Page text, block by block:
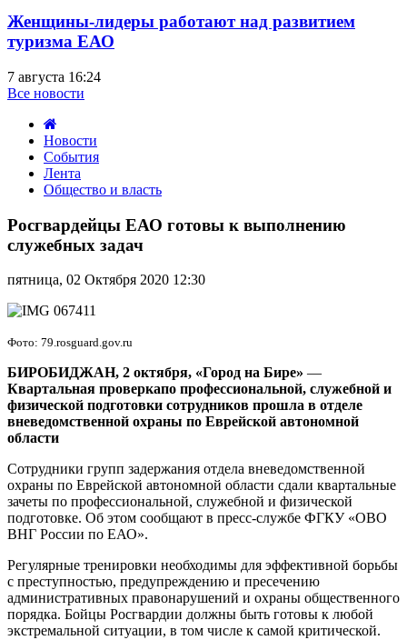
Женщины-лидеры работают над развитием
туризма ЕАО
7 августа 16:24
Все новости
Новости
События
Лента
Общество и власть
ЕАО
готовы
к
служебных
задач
Росгвардейцы ЕАО готовы к выполнению
служебных задач
пятница, 02 Октября 2020 12:30
Фото: 79.rosguard.gov.ru
БИРОБИДЖАН, 2 октября, «Город на Бире» —
Квартальная проверкапо профессиональной, служебной и
физической подготовки сотрудников прошла в отделе
вневедомственной охраны по Еврейской автономной
области
Сотрудники групп задержания отдела вневедомственной
охраны по Еврейской автономной области сдали квартальные
зачеты по профессиональной, служебной и физической
подготовке. Об этом сообщают в пресс-службе ФГКУ «ОВО
ВНГ России по ЕАО».
Регулярные тренировки необходимы для эффективной борьбы
с преступностью, предупреждению и пресечению
административных правонарушений и охраны общественного
порядка. Бойцы Росгвардии должны быть готовы к любой
экстремальной ситуации, в том числе к самой критической.